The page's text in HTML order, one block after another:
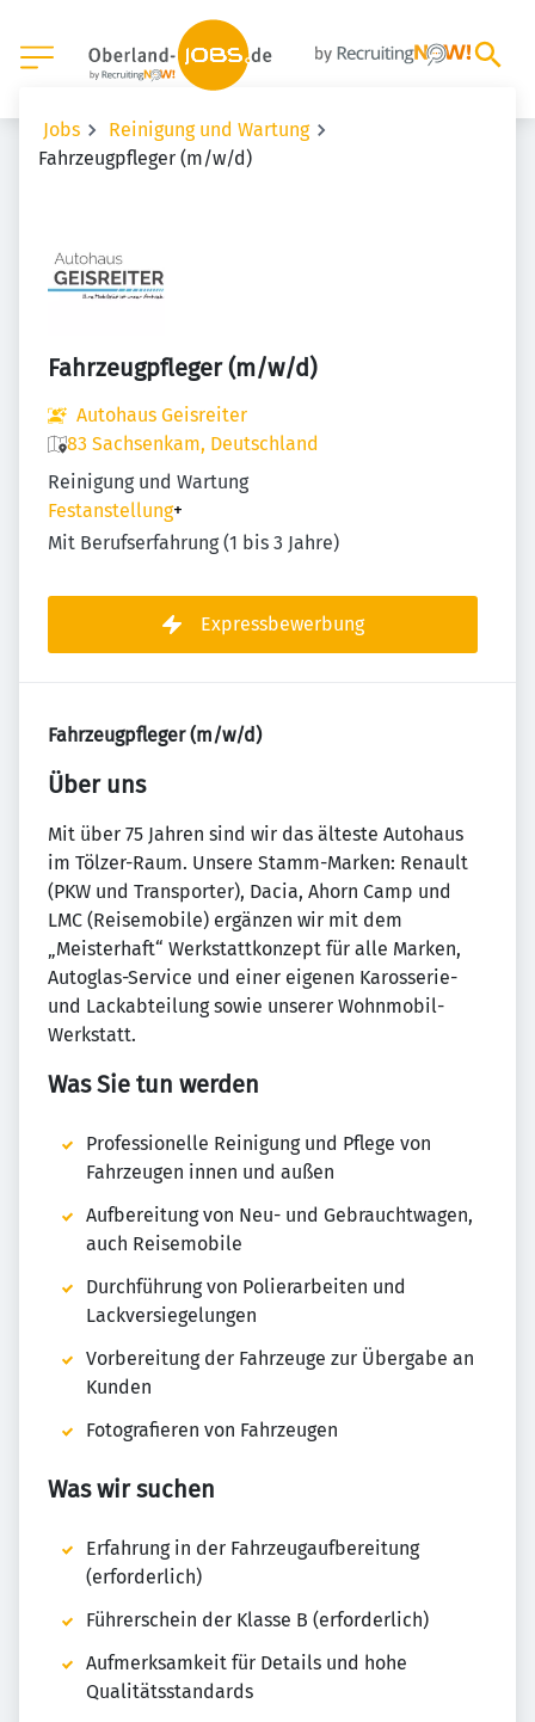
Jobs
Reinigung und Wartung
Fahrzeugpfleger (m/w/d)
Fahrzeugpfleger (m/w/d)
Autohaus Geisreiter
83 Sachsenkam, Deutschland
Reinigung und Wartung
Festanstellung+
Mit Berufserfahrung (1 bis 3 Jahre)
Expressbewerbung
Fahrzeugpfleger (m/w/d)
Über uns
Mit über 75 Jahren sind wir das älteste Autohaus
im Tölzer-Raum. Unsere Stamm-Marken: Renault
(PKW und Transporter), Dacia, Ahorn Camp und
LMC (Reisemobile) ergänzen wir mit dem
„Meisterhaft“ Werkstattkonzept für alle Marken,
Autoglas-Service und einer eigenen Karosserie-
und Lackabteilung sowie unserer Wohnmobil-
Werkstatt.
Was Sie tun werden
Professionelle Reinigung und Pflege von
Fahrzeugen innen und außen
Aufbereitung von Neu- und Gebrauchtwagen,
auch Reisemobile
Durchführung von Polierarbeiten und
Lackversiegelungen
Vorbereitung der Fahrzeuge zur Übergabe an
Kunden
Fotografieren von Fahrzeugen
Was wir suchen
Erfahrung in der Fahrzeugaufbereitung
(erforderlich)
Führerschein der Klasse B (erforderlich)
Aufmerksamkeit für Details und hohe
Qualitätsstandards